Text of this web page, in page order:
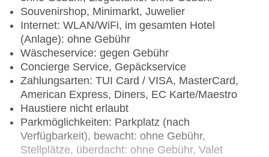
Souvenirshop, Minimarkt, Juwelier
Internet: WLAN/WiFi, im gesamten Hotel
(Anlage): ohne Gebühr
Wäscheservice: gegen Gebühr
Concierge Service, Gepäckservice
Zahlungsarten: TUI Card / VISA, MasterCard,
American Express, Diners, EC Karte/Maestro
Haustiere nicht erlaubt
Parkmöglichkeiten: Parkplatz (nach
Verfügbarkeit), bewacht: ohne Gebühr,
Stellplätze, überdacht: ohne Gebühr, Valet